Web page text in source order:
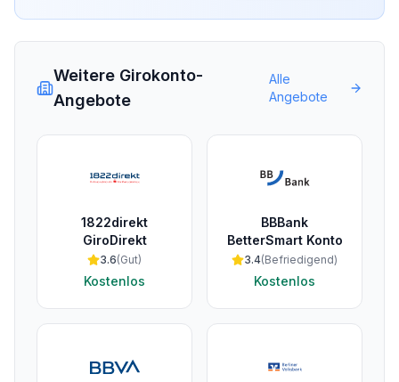
Weitere Girokonto-
Angebote
Alle
Angebote
1822direkt
GiroDirekt
3.6(Gut)
Kostenlos
BBBank
BetterSmart Konto
3.4(Befriedigend)
Kostenlos